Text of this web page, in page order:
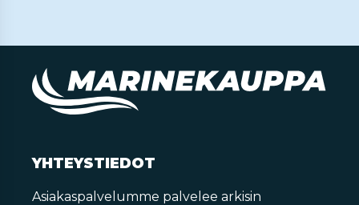
YHTEYSTIEDOT
Asiakaspalvelumme palvelee arkisin